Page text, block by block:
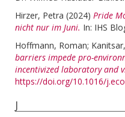
Hirzer, Petra (2024) Pride
nicht nur im Juni. In: IHS
Hoffmann, Roman;
barriers impede pro-
incentivized laboratory and
https://doi.org/10.1016/
J